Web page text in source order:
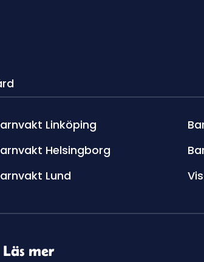
Linköping
Helsingborg
Lund
Läs mer